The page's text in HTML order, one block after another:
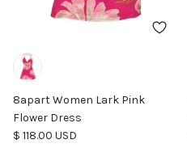
8apart Women Lark Pink
Flower Dress
Precio normal
$ 118.00 USD